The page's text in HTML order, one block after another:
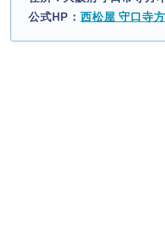
公式HP： 西松屋 守口寺